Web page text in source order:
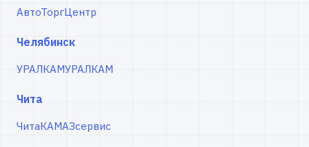
АвтоТоргЦентр
Челябинск
УРАЛКАМУРАЛКАМ
Чита
ЧитаКАМАЗсервис